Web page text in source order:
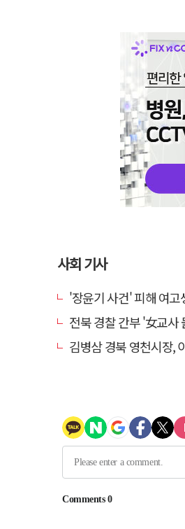
사회 기사
'장윤기 사건' 피해 여
전북 경찰 간부 '女교사 몰카' 아
김병삼 경북 영천시장, 이번엔 국